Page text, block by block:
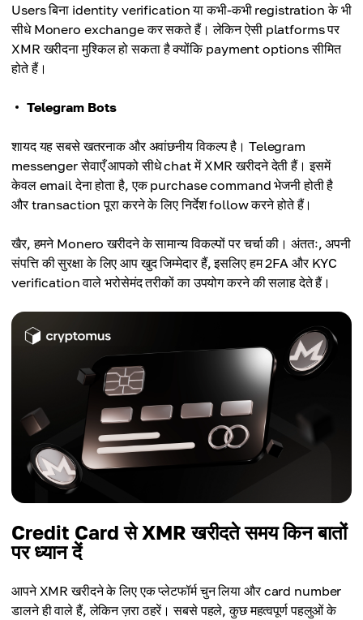
Users बिना identity verification या कभी-कभी registration के भी
सीधे Monero exchange कर सकते हैं। लेकिन ऐसी platforms पर
XMR खरीदना मुश्किल हो सकता है क्योंकि payment options सीमित
होते हैं।
Telegram Bots
शायद यह सबसे खतरनाक और अवांछनीय विकल्प है। Telegram
messenger सेवाएँ आपको सीधे chat में XMR खरीदने देती हैं। इसमें
केवल email देना होता है, एक purchase command भेजनी होती है
और transaction पूरा करने के लिए निर्देश follow करने होते हैं।
खैर, हमने Monero खरीदने के सामान्य विकल्पों पर चर्चा की। अंततः, अपनी
संपत्ति की सुरक्षा के लिए आप खुद जिम्मेदार हैं, इसलिए हम 2FA और KYC
verification वाले भरोसेमंद तरीकों का उपयोग करने की सलाह देते हैं।
Credit Card से XMR खरीदते समय किन बातों
पर ध्यान दें
आपने XMR खरीदने के लिए एक प्लेटफॉर्म चुन लिया और card number
डालने ही वाले हैं, लेकिन ज़रा ठहरें। सबसे पहले, कुछ महत्वपूर्ण पहलुओं के